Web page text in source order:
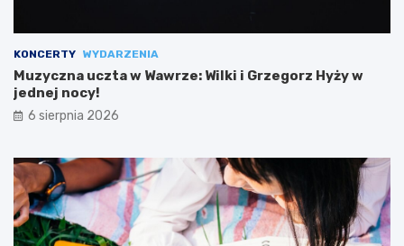
KONCERTY WYDARZENIA
Muzyczna uczta w Wawrze: Wilki i Grzegorz Hyży w
jednej nocy!
6 sierpnia 2026